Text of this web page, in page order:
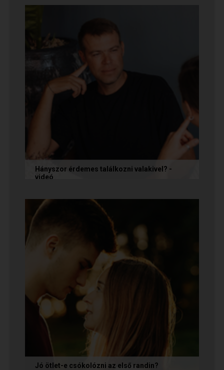
őket, és vagy házasokkal...
Hányszor érdemes találkozni valakivel? -
videó
tépelődünk: mit tegyünk, ha valakit
szimpatikusnak találunk elsőre, de még...
Jó ötlet-e csókolózni az első randin?